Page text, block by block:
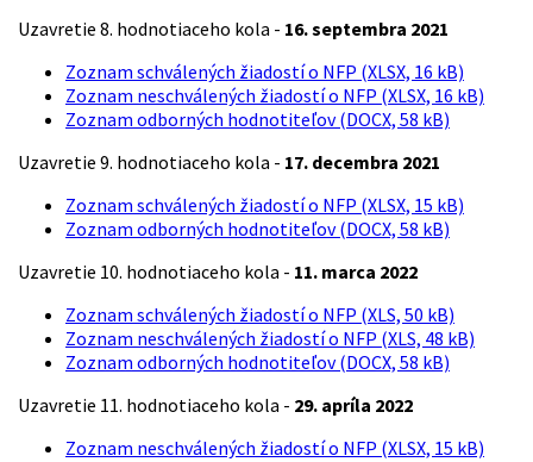
Uzavretie 8. hodnotiaceho kola - 16. septembra 2021
Zoznam schválených žiadostí o NFP (XLSX, 16 kB)
Zoznam neschválených žiadostí o NFP (XLSX, 16 kB)
Zoznam odborných hodnotiteľov (DOCX, 58 kB)
Uzavretie 9. hodnotiaceho kola - 17. decembra 2021
Zoznam schválených žiadostí o NFP (XLSX, 15 kB)
Zoznam odborných hodnotiteľov (DOCX, 58 kB)
Uzavretie 10. hodnotiaceho kola - 11. marca 2022
Zoznam schválených žiadostí o NFP (XLS, 50 kB)
Zoznam neschválených žiadostí o NFP (XLS, 48 kB)
Zoznam odborných hodnotiteľov (DOCX, 58 kB)
Uzavretie 11. hodnotiaceho kola - 29. apríla 2022
Zoznam neschválených žiadostí o NFP (XLSX, 15 kB)